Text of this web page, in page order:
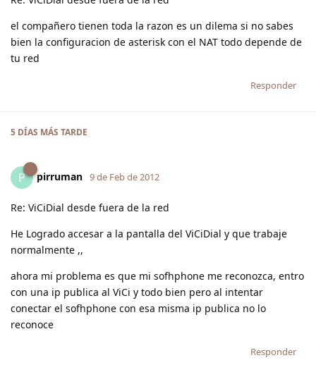
el compañero tienen toda la razon es un dilema si no sabes
bien la configuracion de asterisk con el NAT todo depende de
tu red
Responder
5 DÍAS MÁS TARDE
P pirruman 9 de Feb de 2012
Re: ViCiDial desde fuera de la red
He Logrado accesar a la pantalla del ViCiDial y que trabaje
normalmente ,,
ahora mi problema es que mi sofhphone me reconozca, entro
con una ip publica al ViCi y todo bien pero al intentar
conectar el sofhphone con esa misma ip publica no lo
reconoce
Responder